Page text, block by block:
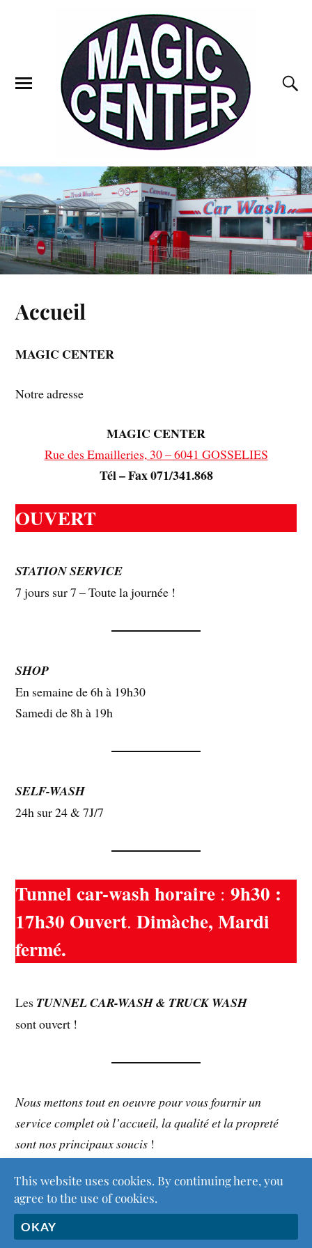
Accueil
MAGIC CENTER
Notre adresse
MAGIC CENTER
Rue des Emailleries, 30 – 6041 GOSSELIES
Tél – Fax 071/341.868
OUVERT
STATION SERVICE
7 jours sur 7 – Toute la journée !
SHOP
En semaine de 6h à 19h30
Samedi de 8h à 19h
SELF-WASH
24h sur 24 & 7J/7
Tunnel car-wash horaire :9h30 :
17h30 Ouvert.Dimàche, Mardi
fermé.
Les TUNNEL CAR-WASH & TRUCK WASH
sont ouvert !
Nous mettons tout en oeuvre pour vous fournir un
service complet où l’accueil, la qualité et la propreté
sont nos principaux soucis !
This website uses cookies. By continuing here, you
agree to the use of cookies.
OKAY